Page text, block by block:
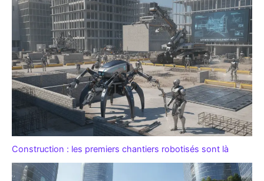
Construction : les premiers chantiers robotisés sont là